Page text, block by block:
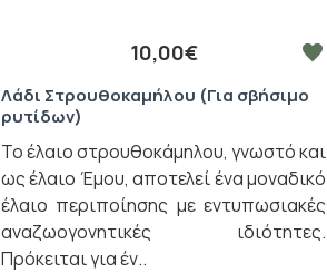
10,00€
Λάδι Στρουθοκαμήλου (Για σβήσιμο
ρυτίδων)
Το έλαιο στρουθοκάμηλου, γνωστό και
ως έλαιο Έμου, αποτελεί ένα μοναδικό
έλαιο περιποίησης με εντυπωσιακές
αναζωογονητικές ιδιότητες.
Πρόκειται για έν..